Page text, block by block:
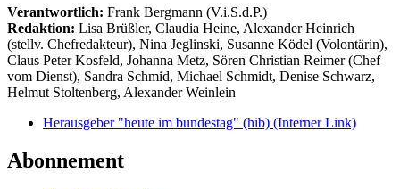
Verantwortlich: Frank Bergmann (V.i.S.d.P.)
Redaktion: Lisa Brüßler, Claudia Heine, Alexander Heinrich
(stellv. Chefredakteur), Nina Jeglinski, Susanne Ködel (Volontärin),
Claus Peter Kosfeld, Johanna Metz, Sören Christian Reimer (Chef
vom Dienst), Sandra Schmid, Michael Schmidt, Denise Schwarz,
Helmut Stoltenberg, Alexander Weinlein
Herausgeber "heute im bundestag" (hib) (Interner Link)
Abonnement